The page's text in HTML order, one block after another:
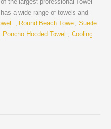
the largest professional Towel
a wide range of towels and
, Round Beach Towel ,Suede
Poncho Hooded Towel ,Cooling